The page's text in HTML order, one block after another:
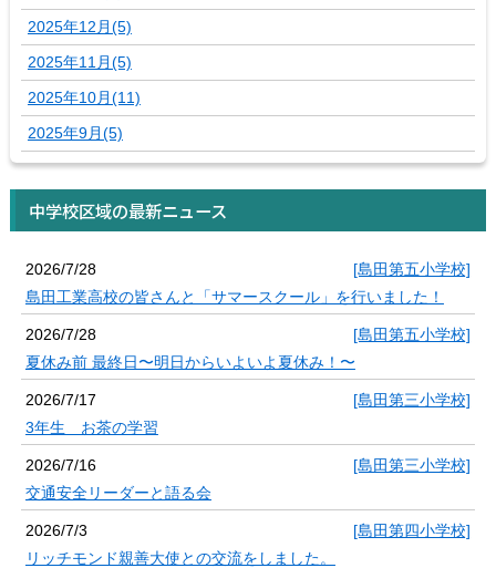
2025年12月(5)
2025年11月(5)
2025年10月(11)
2025年9月(5)
中学校区域の最新ニュース
2026/7/28
[島田第五小学校]
島田工業高校の皆さんと「サマースクール」を行いました！
2026/7/28
[島田第五小学校]
夏休み前 最終日〜明日からいよいよ夏休み！〜
2026/7/17
[島田第三小学校]
3年生 お茶の学習
2026/7/16
[島田第三小学校]
交通安全リーダーと語る会
2026/7/3
[島田第四小学校]
リッチモンド親善大使との交流をしました。